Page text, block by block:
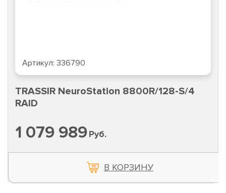
Артикул: 336790
TRASSIR NeuroStation 8800R/128-S/4
RAID
1 079 989Руб.
В КОРЗИНУ